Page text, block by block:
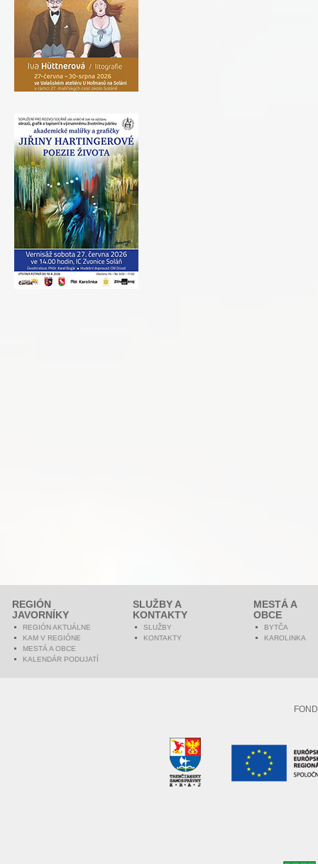
REGIÓN
JAVORNÍKY
REGIÓN AKTUÁLNE
KAM V REGIÓNE
MESTÁ A OBCE
KALENDÁR PODUJATÍ
SLUŽBY A
KONTAKTY
SLUŽBY
KONTAKTY
MESTÁ A
OBCE
BYTČA
KAROLINKA